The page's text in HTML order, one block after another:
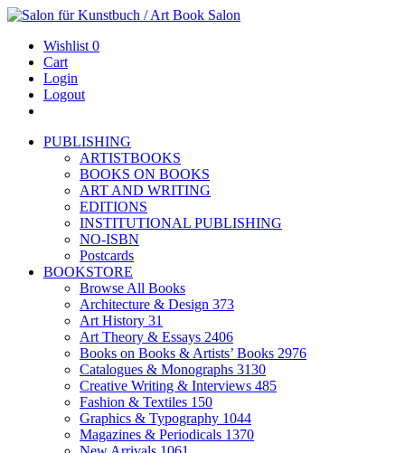
Wishlist 0
Cart
Login
Logout
PUBLISHING
ARTISTBOOKS
BOOKS ON BOOKS
ART AND WRITING
EDITIONS
INSTITUTIONAL PUBLISHING
NO-ISBN
Postcards
BOOKSTORE
Browse All Books
Architecture & Design 373
Art History 31
Art Theory & Essays 2406
Books on Books & Artists’ Books 2976
Catalogues & Monographs 3130
Creative Writing & Interviews 485
Fashion & Textiles 150
Graphics & Typography 1044
Magazines & Periodicals 1370